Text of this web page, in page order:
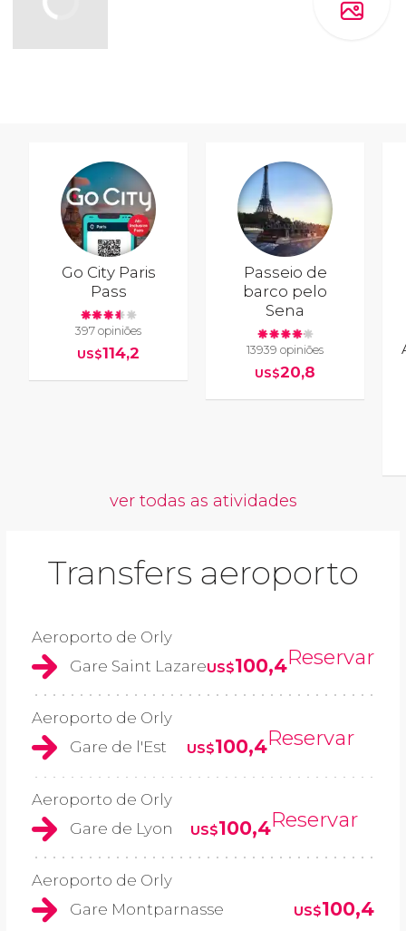
Go City Paris
Pass
397 opiniões
US$114,2
Passeio de
barco pelo
Sena
13939 opiniões
US$20,8
ver todas as atividades
Transfers aeroporto
Aeroporto de Orly
Gare Saint LazareUS$100,4Reservar
Aeroporto de Orly
Gare de l'Est
US$100,4Reservar
Aeroporto de Orly
Gare de Lyon
US$100,4Reservar
Aeroporto de Orly
Gare Montparnasse
US$100,4